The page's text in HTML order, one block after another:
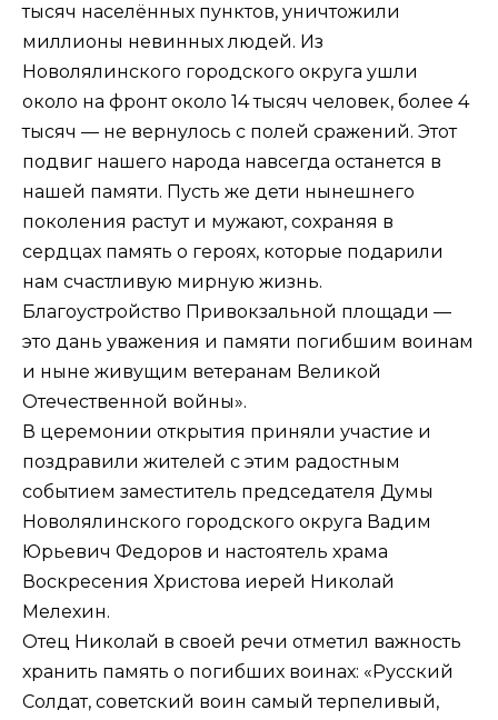
тысяч населённых пунктов, уничтожили
миллионы невинных людей. Из
Новолялинского городского округа ушли
около на фронт около 14 тысяч человек, более 4
тысяч — не вернулось с полей сражений. Этот
подвиг нашего народа навсегда останется в
нашей памяти. Пусть же дети нынешнего
поколения растут и мужают, сохраняя в
сердцах память о героях, которые подарили
нам счастливую мирную жизнь.
Благоустройство Привокзальной площади —
это дань уважения и памяти погибшим воинам
и ныне живущим ветеранам Великой
Отечественной войны».
В церемонии открытия приняли участие и
поздравили жителей с этим радостным
событием заместитель председателя Думы
Новолялинского городского округа Вадим
Юрьевич Федоров и настоятель храма
Воскресения Христова иерей Николай
Мелехин.
Отец Николай в своей речи отметил важность
хранить память о погибших воинах: «Русский
Солдат, советский воин самый терпеливый,